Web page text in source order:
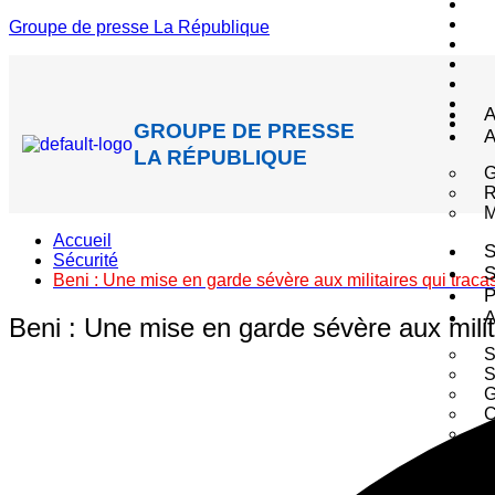
Groupe de presse La République
GROUPE DE PRESSE
LA RÉPUBLIQUE
Accueil
Sécurité
Beni : Une mise en garde sévère aux militaires qui
Beni : Une mise en garde sévère aux